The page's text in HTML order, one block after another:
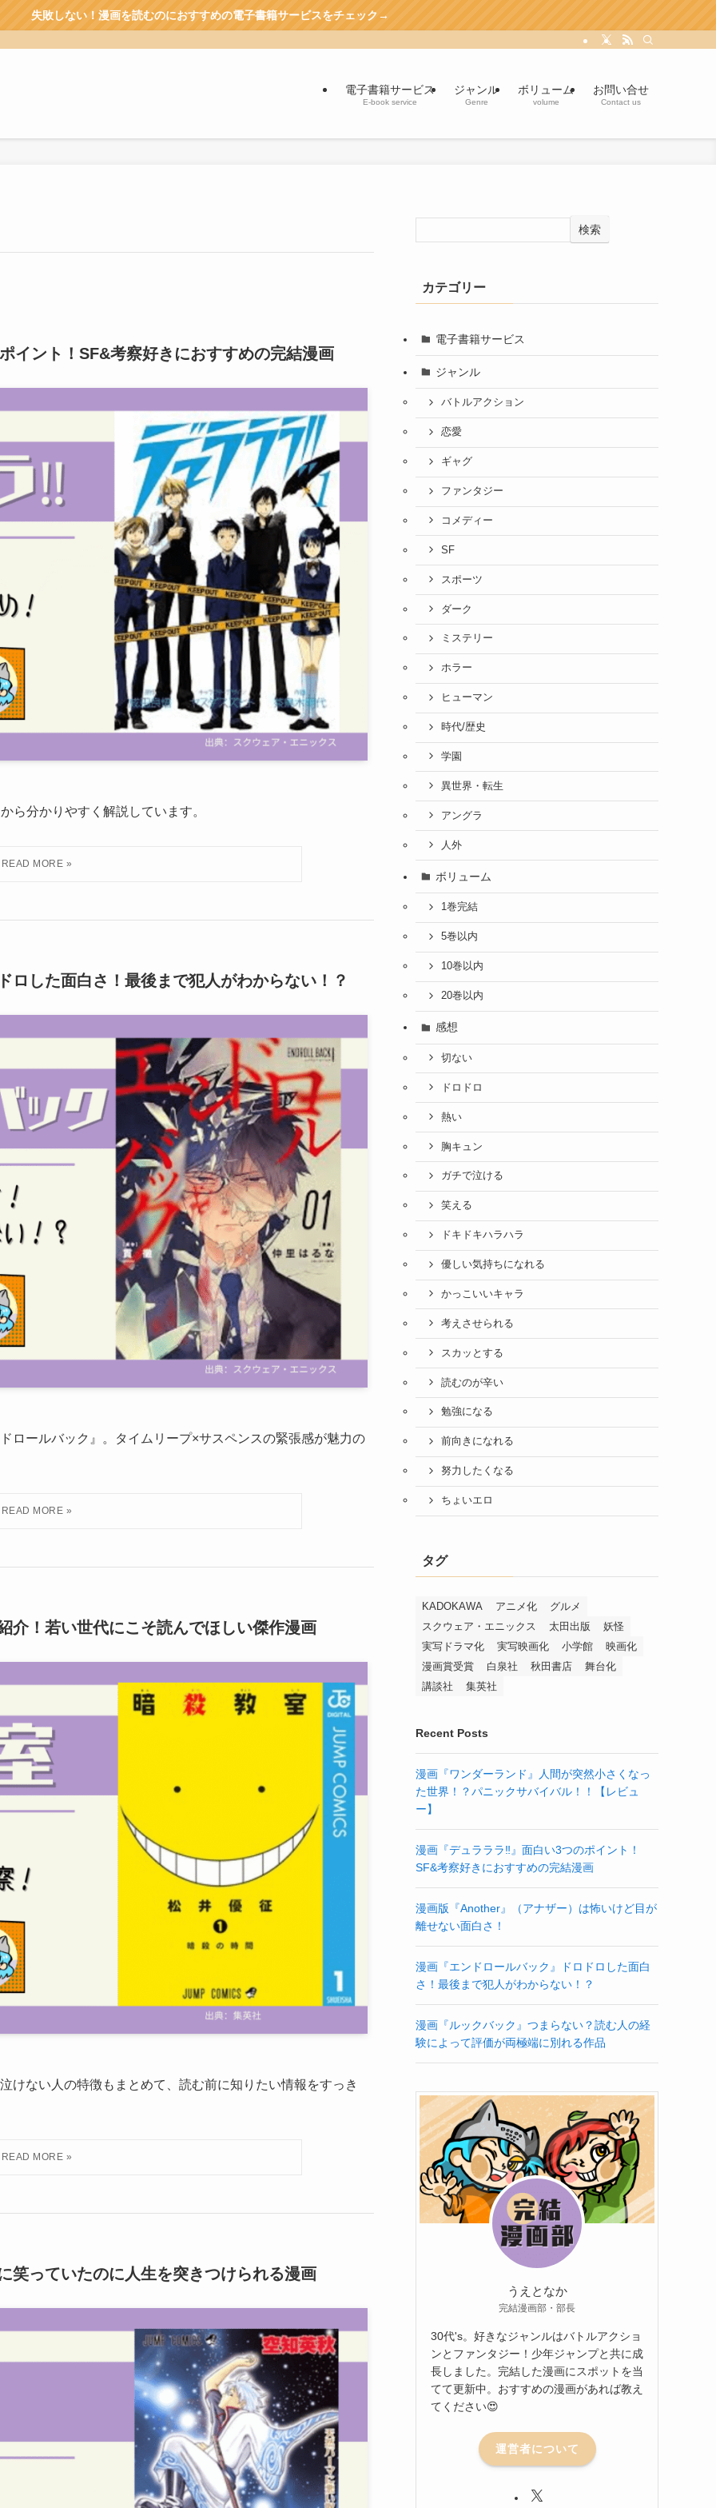
を読むのにおすすめの電子書籍サービスをチェック→
電子書籍サービス
E-book service
ジャンル
Genre
ボリューム
volume
お問い合せ
Contact us
イント！SF&考察好きにおすすめの完結漫画
ら分かりやすく解説しています。
ロした面白さ！最後まで犯人がわからない！？
ロールバック』。タイムリープ×サスペンスの緊張感が魅力の
介！若い世代にこそ読んでほしい傑作漫画
けない人の特徴もまとめて、読む前に知りたい情報をすっき
笑っていたのに人生を突きつけられる漫画
検索
カテゴリー
電子書籍サービス
ジャンル
バトルアクション
恋愛
ギャグ
ファンタジー
コメディー
SF
スポーツ
ダーク
ミステリー
ホラー
ヒューマン
時代/歴史
学園
異世界・転生
アングラ
人外
ボリューム
1巻完結
5巻以内
10巻以内
20巻以内
感想
切ない
ドロドロ
熱い
胸キュン
ガチで泣ける
笑える
ドキドキハラハラ
優しい気持ちになれる
かっこいいキャラ
考えさせられる
スカッとする
読むのが辛い
勉強になる
前向きになれる
努力したくなる
ちょいエロ
タグ
KADOKAWA アニメ化
グルメ
スクウェア・エニックス
太田出版
妖怪
実写ドラマ化
実写映画化 小学館
映画化
漫画賞受賞
白泉社 秋田書店
舞台化
講談社
集英社
Recent Posts
漫画『ワンダーランド』人間が突然小さくなっ
た世界！？パニックサバイバル！！【レビュ
ー】
漫画『デュラララ‼』面白い3つのポイント！
SF&考察好きにおすすめの完結漫画
漫画版『Another』（アナザー）は怖いけど目が
離せない面白さ！
漫画『エンドロールバック』ドロドロした面白
さ！最後まで犯人がわからない！？
漫画『ルックバック』つまらない？読む人の経
験によって評価が両極端に別れる作品
うえとなか
完結漫画部・部長
30代's。好きなジャンルはバトルアクショ
ンとファンタジー！少年ジャンプと共に成
長しました。完結した漫画にスポットを当
てて更新中。おすすめの漫画があれば教え
てください😍
運営者について